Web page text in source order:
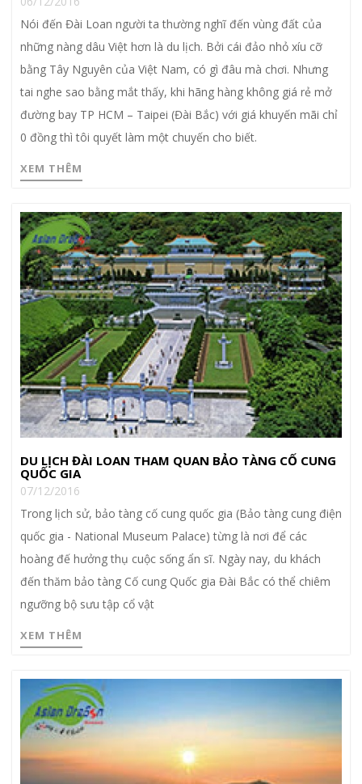
Nói đến Đài Loan người ta thường nghĩ đến vùng đất của
những nàng dâu Việt hơn là du lịch. Bởi cái đảo nhỏ xíu cỡ
bằng Tây Nguyên của Việt Nam, có gì đâu mà chơi. Nhưng
tai nghe sao bằng mắt thấy, khi hãng hàng không giá rẻ mở
đường bay TP HCM – Taipei (Đài Bắc) với giá khuyến mãi chỉ
0 đồng thì tôi quyết làm một chuyến cho biết.
XEM THÊM
DU LỊCH ĐÀI LOAN THAM QUAN BẢO TÀNG CỐ CUNG
QUỐC GIA
07/12/2016
Trong lịch sử, bảo tàng cố cung quốc gia (Bảo tàng cung điện
quốc gia - National Museum Palace) từng là nơi để các
hoàng đế hưởng thụ cuộc sống ẩn sĩ. Ngày nay, du khách
đến thăm bảo tàng Cố cung Quốc gia Đài Bắc có thể chiêm
ngưỡng bộ sưu tập cổ vật
XEM THÊM